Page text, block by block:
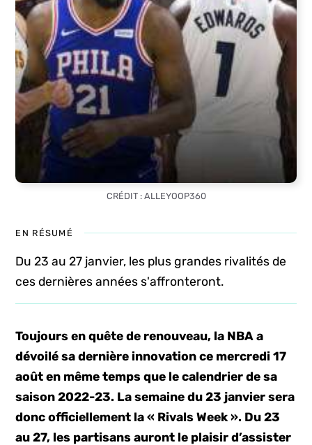
CRÉDIT : ALLEYOOP360
EN RÉSUMÉ
Du 23 au 27 janvier, les plus grandes rivalités de
ces dernières années s'affronteront.
Toujours en quête de renouveau, la NBA a
dévoilé sa dernière innovation ce mercredi 17
août en même temps que le calendrier de sa
saison 2022-23. La semaine du 23 janvier sera
donc officiellement la « Rivals Week ». Du 23
au 27, les partisans auront le plaisir d’assister